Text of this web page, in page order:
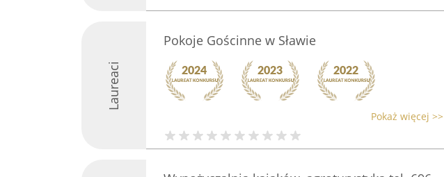
Laureaci
Pokoje Gościnne w Sławie
Pokaż więcej >>